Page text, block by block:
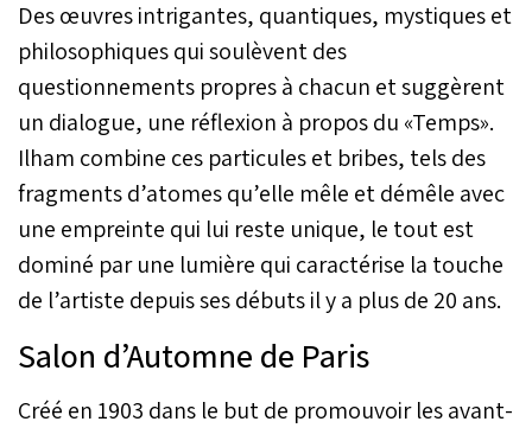
Des œuvres intrigantes, quantiques, mystiques et
philosophiques qui soulèvent des
questionnements propres à chacun et suggèrent
un dialogue, une réflexion à propos du «Temps».
Ilham combine ces particules et bribes, tels des
fragments d’atomes qu’elle mêle et démêle avec
une empreinte qui lui reste unique, le tout est
dominé par une lumière qui caractérise la touche
de l’artiste depuis ses débuts il y a plus de 20 ans.
Salon d’Automne de Paris
Créé en 1903 dans le but de promouvoir les avant-